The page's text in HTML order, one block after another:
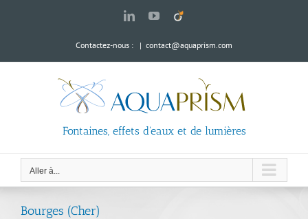
LinkedInYouTube
Viadeo
Contactez-nous : | contact@aquaprism.com
Fontaines, effets d'eaux et de lumières
Aller à...
Bourges (Cher)